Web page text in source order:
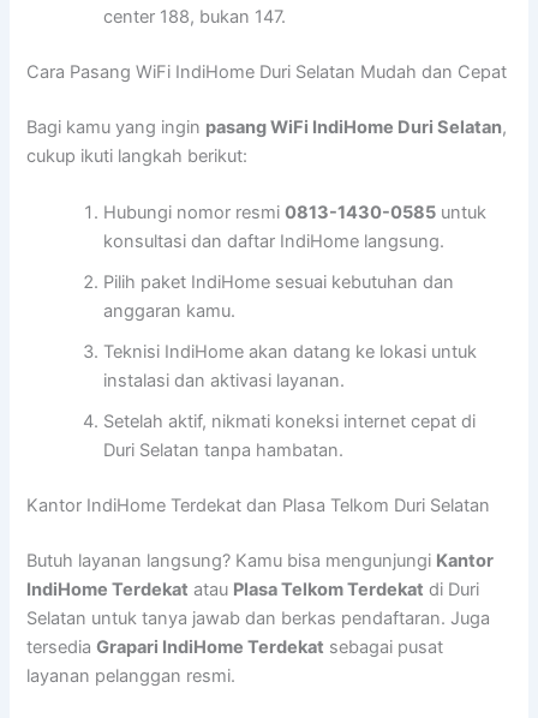
center 188, bukan 147.
Cara Pasang WiFi IndiHome Duri Selatan Mudah dan Cepat
Bagi kamu yang ingin pasang WiFi IndiHome Duri Selatan,
cukup ikuti langkah berikut:
Hubungi nomor resmi0813-1430-0585 untuk
konsultasi dan daftar IndiHome langsung.
Pilih paket IndiHome sesuai kebutuhan dan
anggaran kamu.
Teknisi IndiHome akan datang ke lokasi untuk
instalasi dan aktivasi layanan.
Setelah aktif, nikmati koneksi internet cepat di
Duri Selatan tanpa hambatan.
Kantor IndiHome Terdekat dan Plasa Telkom Duri Selatan
Butuh layanan langsung? Kamu bisa mengunjungi Kantor
IndiHome Terdekat atau Plasa Telkom Terdekat di Duri
Selatan untuk tanya jawab dan berkas pendaftaran. Juga
tersediaGrapari IndiHome Terdekat sebagai pusat
layanan pelanggan resmi.